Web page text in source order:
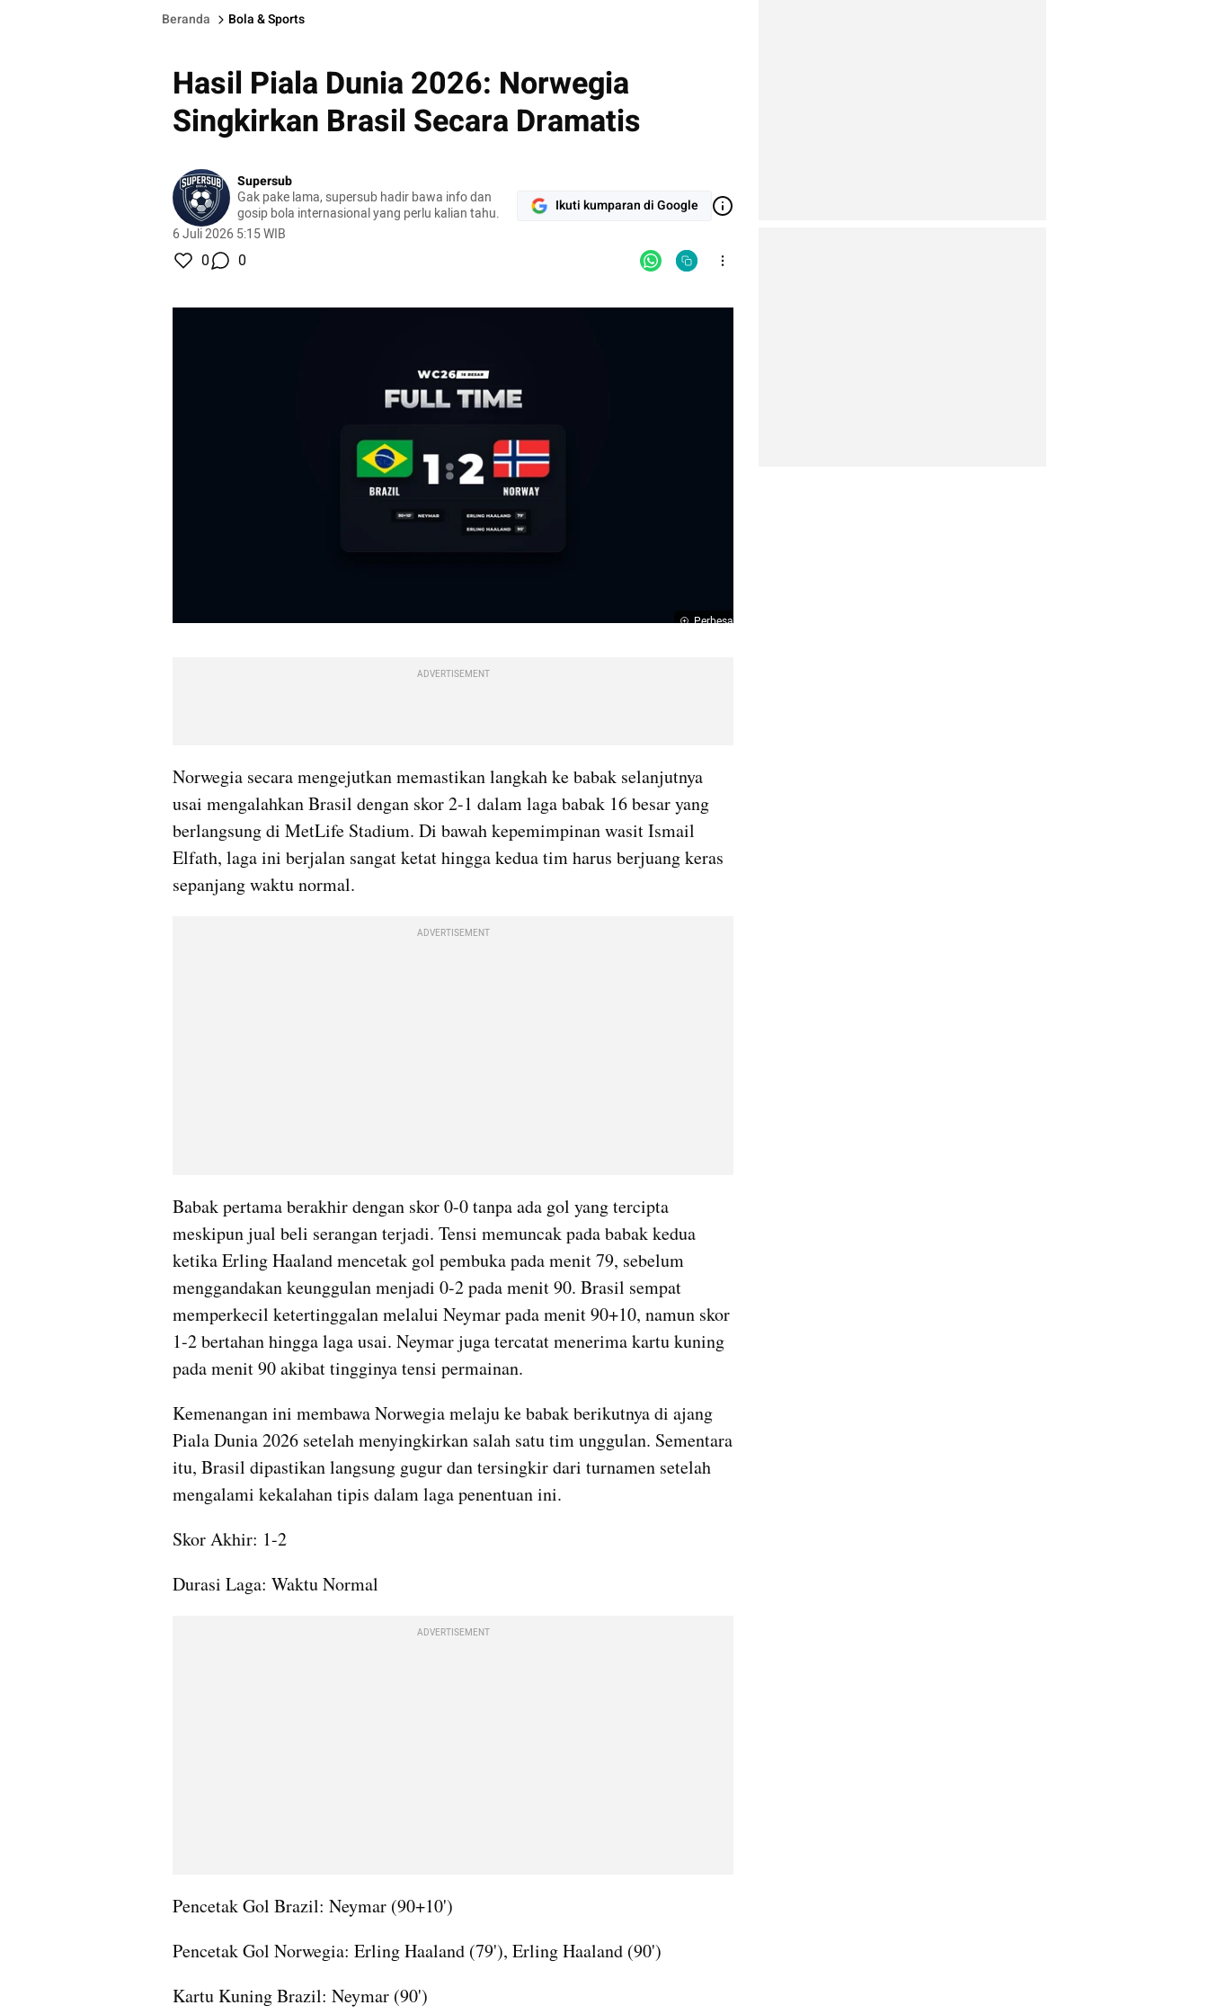
Beranda Bola & Sports
Hasil Piala Dunia 2026: Norwegia
Singkirkan Brasil Secara Dramatis
Supersub
Gak pake lama, supersub hadir bawa info dan
gosip bola internasional yang perlu kalian tahu.
6 Juli 2026 5:15 WIB
Ikuti kumparan di Google
0 0
Perbesar
ADVERTISEMENT
Norwegia secara mengejutkan memastikan langkah ke babak selanjutnya
usai mengalahkan Brasil dengan skor 2-1 dalam laga babak 16 besar yang
berlangsung di MetLife Stadium. Di bawah kepemimpinan wasit Ismail
Elfath, laga ini berjalan sangat ketat hingga kedua tim harus berjuang keras
sepanjang waktu normal.
ADVERTISEMENT
Babak pertama berakhir dengan skor 0-0 tanpa ada gol yang tercipta
meskipun jual beli serangan terjadi. Tensi memuncak pada babak kedua
ketika Erling Haaland mencetak gol pembuka pada menit 79, sebelum
menggandakan keunggulan menjadi 0-2 pada menit 90. Brasil sempat
memperkecil ketertinggalan melalui Neymar pada menit 90+10, namun skor
1-2 bertahan hingga laga usai. Neymar juga tercatat menerima kartu kuning
pada menit 90 akibat tingginya tensi permainan.
Kemenangan ini membawa Norwegia melaju ke babak berikutnya di ajang
Piala Dunia 2026 setelah menyingkirkan salah satu tim unggulan. Sementara
itu, Brasil dipastikan langsung gugur dan tersingkir dari turnamen setelah
mengalami kekalahan tipis dalam laga penentuan ini.
Skor Akhir: 1-2
Durasi Laga: Waktu Normal
ADVERTISEMENT
Pencetak Gol Brazil: Neymar (90+10')
Pencetak Gol Norwegia: Erling Haaland (79'), Erling Haaland (90')
Kartu Kuning Brazil: Neymar (90')